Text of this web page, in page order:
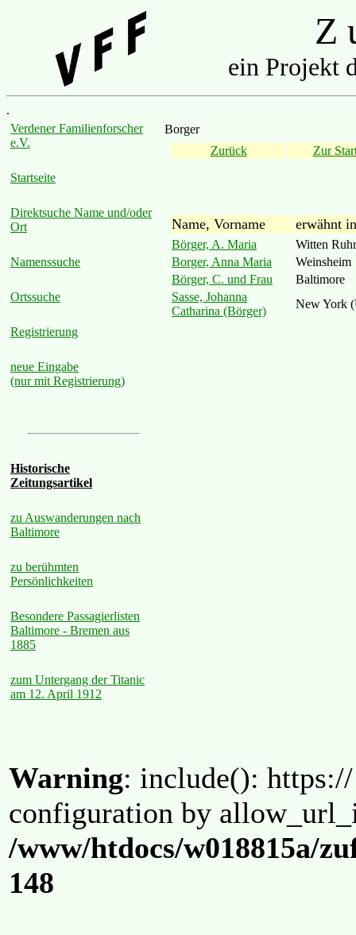
Z
ein Projekt
.
Verdener Familienforscher
e.V.
Startseite
Direktsuche Name und/oder
Ort
Namenssuche
Ortssuche
Registrierung
neue Eingabe
(nur mit Registrierung)
Historische
Zeitungsartikel
zu Auswanderungen nach
Baltimore
zu berühmten
Persönlichkeiten
Besondere Passagierlisten
Baltimore - Bremen aus
1885
zum Untergang der Titanic
am 12. April 1912
Borger
Zurück
Zur
Name, Vorname erwähnt in
Börger, A. Maria
Witten Ruhr
Borger, Anna Maria
Weinsheim
Börger, C. und Frau
Baltimore
Sasse, Johanna
Catharina (Börger)
New York
Warning: include():
configuration by
/www/htdocs/w018815a/
148